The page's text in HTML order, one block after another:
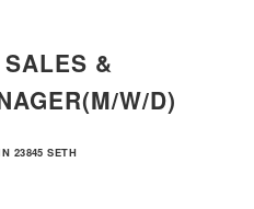
&
W/D)
23845 SETH